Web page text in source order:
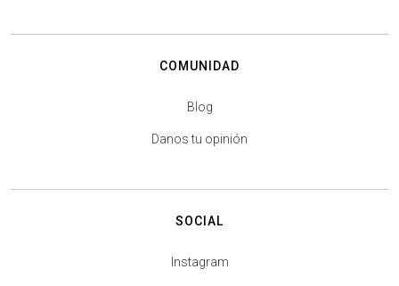
COMUNIDAD
Blog
Danos tu opinión
SOCIAL
Instagram